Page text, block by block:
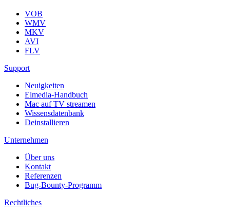
VOB
WMV
MKV
AVI
FLV
Support
Neuigkeiten
Elmedia-Handbuch
Mac auf TV streamen
Wissensdatenbank
Deinstallieren
Unternehmen
Über uns
Kontakt
Referenzen
Bug-Bounty-Programm
Rechtliches